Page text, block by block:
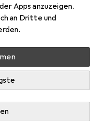
Apps anzuzeigen.
an Dritte und
Produkt Heusser
Türschloss +
Schutzpuffer.
Möbelgleiter +